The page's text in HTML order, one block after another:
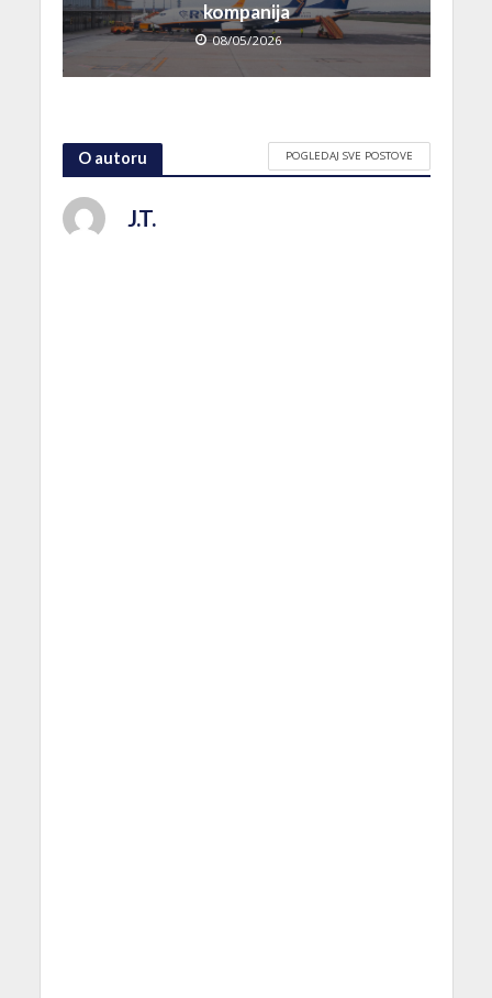
kompanija
08/05/2026
O autoru POGLEDAJ SVE POSTOVE
J.T.